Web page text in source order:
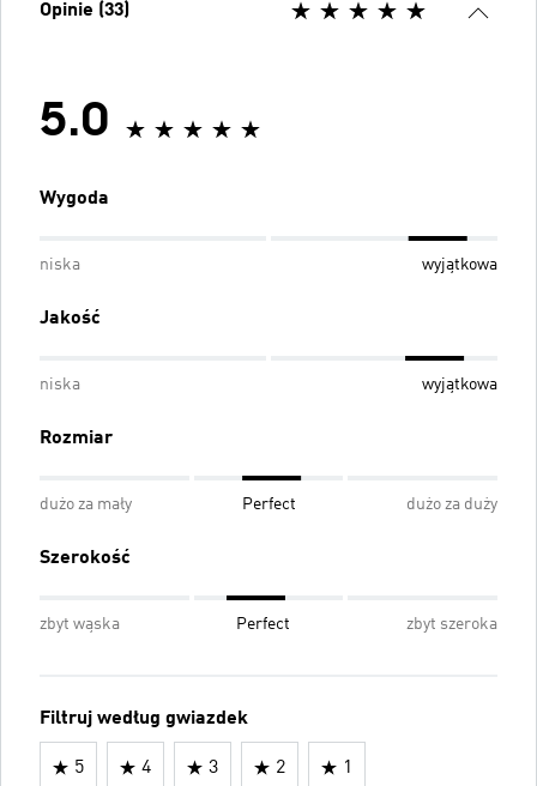
Opinie (33)
5.0
Wygoda
niska wyjątkowa
Jakość
niska wyjątkowa
Rozmiar
dużo za mały Perfect dużo za duży
Szerokość
zbyt wąska Perfect zbyt szeroka
Filtruj według gwiazdek
5 4 3 2 1